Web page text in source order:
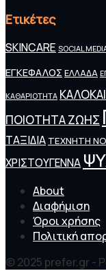
Ετικέτες
SKINCARE SOCIAL
ΕΓΚΕΦΑΛΟΣ ΕΛΛΑΔΑ
ΚΑΘΑΡΙΟΤΗΤΑ
ΠΟΙΟΤΗΤΑ ΖΩΗΣ
ΤΑΞΙΔΙΑ ΤΕΧΝΗΤΗ
ΧΡΙΣΤΟΥΓΕΝΝΑ
About
Διαφήμιση
Όροι χρήσης
Πολιτική
© 2025 prefer.gr -